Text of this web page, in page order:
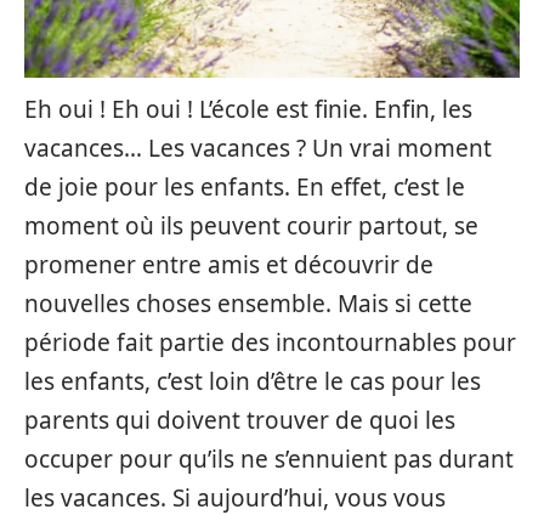
Eh oui ! Eh oui ! L’école est finie. Enfin, les
vacances… Les vacances ? Un vrai moment
de joie pour les enfants. En effet, c’est le
moment où ils peuvent courir partout, se
promener entre amis et découvrir de
nouvelles choses ensemble. Mais si cette
période fait partie des incontournables pour
les enfants, c’est loin d’être le cas pour les
parents qui doivent trouver de quoi les
occuper pour qu’ils ne s’ennuient pas durant
les vacances. Si aujourd’hui, vous vous